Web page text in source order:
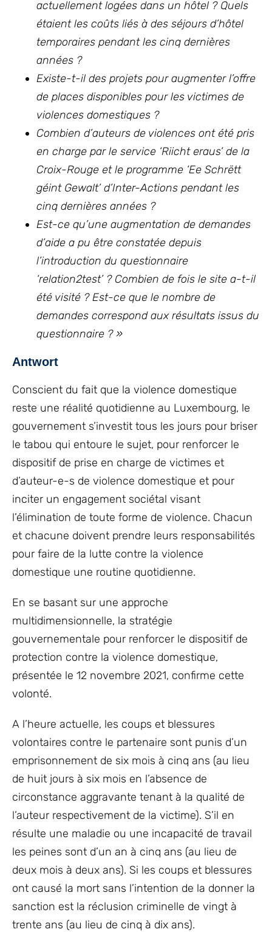
actuellement logées dans un hôtel ? Quels
étaient les coûts liés à des séjours d’hôtel
temporaires pendant les cinq dernières
années ?
Existe-t-il des projets pour augmenter l’offre
de places disponibles pour les victimes de
violences domestiques ?
Combien d’auteurs de violences ont été pris
en charge par le service ‘Riicht eraus’ de la
Croix-Rouge et le programme ‘Ee Schrëtt
géint Gewalt’ d’Inter-Actions pendant les
cinq dernières années ?
Est-ce qu’une augmentation de demandes
d’aide a pu être constatée depuis
l’introduction du questionnaire
‘relation2test’ ? Combien de fois le site a-t-il
été visité ? Est-ce que le nombre de
demandes correspond aux résultats issus du
questionnaire ? »
Antwort
Conscient du fait que la violence domestique
reste une réalité quotidienne au Luxembourg, le
gouvernement s’investit tous les jours pour briser
le tabou qui entoure le sujet, pour renforcer le
dispositif de prise en charge de victimes et
d’auteur-e-s de violence domestique et pour
inciter un engagement sociétal visant
l’élimination de toute forme de violence. Chacun
et chacune doivent prendre leurs responsabilités
pour faire de la lutte contre la violence
domestique une routine quotidienne.
En se basant sur une approche
multidimensionnelle, la stratégie
gouvernementale pour renforcer le dispositif de
protection contre la violence domestique,
présentée le 12 novembre 2021, confirme cette
volonté.
A l’heure actuelle, les coups et blessures
volontaires contre le partenaire sont punis d’un
emprisonnement de six mois à cinq ans (au lieu
de huit jours à six mois en l’absence de
circonstance aggravante tenant à la qualité de
l’auteur respectivement de la victime). S’il en
résulte une maladie ou une incapacité de travail
les peines sont d’un an à cinq ans (au lieu de
deux mois à deux ans). Si les coups et blessures
ont causé la mort sans l’intention de la donner la
sanction est la réclusion criminelle de vingt à
trente ans (au lieu de cinq à dix ans).